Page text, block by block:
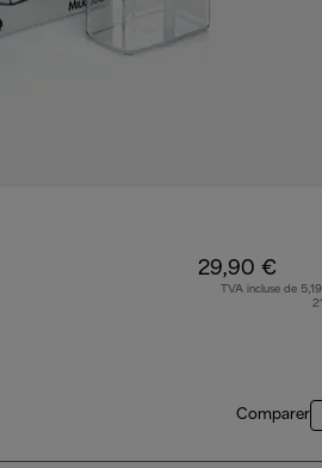
29,90 €
TVA incluse de
Comparer